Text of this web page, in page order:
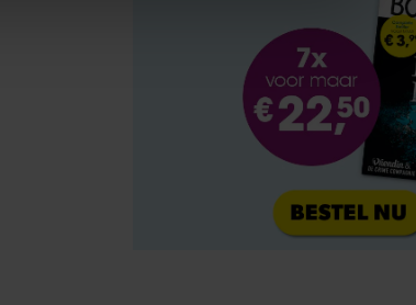
met andere informatie die u aan ze heeft
U gaat akkoord met onze cookies als u